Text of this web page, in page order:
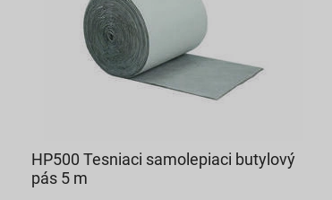
HP500 Tesniaci samolepiaci butylový
pás 5 m